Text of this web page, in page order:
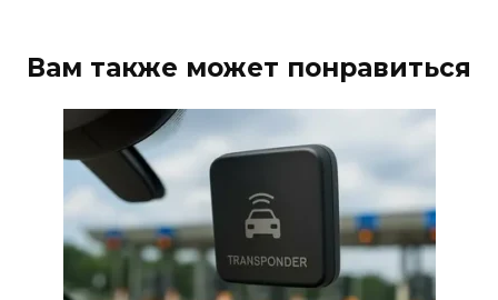
Вам также может понравиться